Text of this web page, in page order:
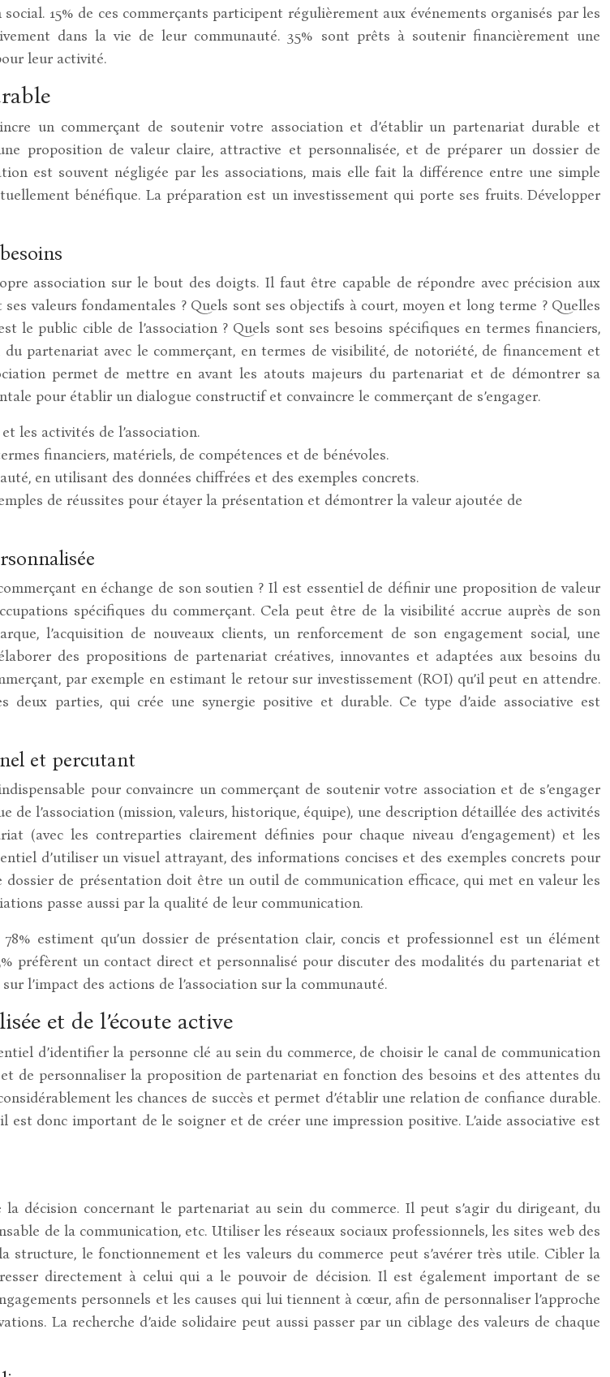
15% de ces commerçants participent régulièrement aux événements organisés par les
dans la vie de leur communauté. 35% sont prêts à soutenir financièrement une
leur activité.
un commerçant de soutenir votre association et d’établir un partenariat durable et
proposition de valeur claire, attractive et personnalisée, et de préparer un dossier de
est souvent négligée par les associations, mais elle fait la différence entre une simple
bénéfique. La préparation est un investissement qui porte ses fruits. Développer
association sur le bout des doigts. Il faut être capable de répondre avec précision aux
valeurs fondamentales ? Quels sont ses objectifs à court, moyen et long terme ? Quelles
public cible de l’association ? Quels sont ses besoins spécifiques en termes financiers,
partenariat avec le commerçant, en termes de visibilité, de notoriété, de financement et
permet de mettre en avant les atouts majeurs du partenariat et de démontrer sa
pour établir un dialogue constructif et convaincre le commerçant de s’engager.
les activités de l’association.
financiers, matériels, de compétences et de bénévoles.
en utilisant des données chiffrées et des exemples concrets.
de réussites pour étayer la présentation et démontrer la valeur ajoutée de
en échange de son soutien ? Il est essentiel de définir une proposition de valeur
spécifiques du commerçant. Cela peut être de la visibilité accrue auprès de son
l’acquisition de nouveaux clients, un renforcement de son engagement social, une
des propositions de partenariat créatives, innovantes et adaptées aux besoins du
par exemple en estimant le retour sur investissement (ROI) qu’il peut en attendre.
parties, qui crée une synergie positive et durable. Ce type d’aide associative est
et percutant
pour convaincre un commerçant de soutenir votre association et de s’engager
l’association (mission, valeurs, historique, équipe), une description détaillée des activités
(avec les contreparties clairement définies pour chaque niveau d’engagement) et les
d’utiliser un visuel attrayant, des informations concises et des exemples concrets pour
de présentation doit être un outil de communication efficace, qui met en valeur les
passe aussi par la qualité de leur communication.
estiment qu’un dossier de présentation clair, concis et professionnel est un élément
préfèrent un contact direct et personnalisé pour discuter des modalités du partenariat et
l’impact des actions de l’association sur la communauté.
et de l’écoute active
d’identifier la personne clé au sein du commerce, de choisir le canal de communication
de personnaliser la proposition de partenariat en fonction des besoins et des attentes du
les chances de succès et permet d’établir une relation de confiance durable.
donc important de le soigner et de créer une impression positive. L’aide associative est
décision concernant le partenariat au sein du commerce. Il peut s’agir du dirigeant, du
de la communication, etc. Utiliser les réseaux sociaux professionnels, les sites web des
le fonctionnement et les valeurs du commerce peut s’avérer très utile. Cibler la
directement à celui qui a le pouvoir de décision. Il est également important de se
personnels et les causes qui lui tiennent à cœur, afin de personnaliser l’approche
La recherche d’aide solidaire peut aussi passer par un ciblage des valeurs de chaque